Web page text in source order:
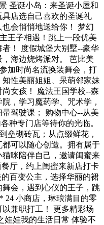
圣诞小岛：来圣诞小屋和
店选自己喜欢的圣诞礼
会悄悄地送给你！ 梦幻
王子相遇！跳上一段优美
！ 度假城堡大别墅--豪华
海边烧烤派对。 芭比美
加时尚名流换装舞会，打
性美丽姐姐、呆萌邻家妹
女孩！ 魔法王国学校--森
，学习魔药学、咒术学，
驾驶课； 购物中心--从美
种专门店等待你的光临。
垒砌砖瓦；从点缀鲜花，
可以随心创造。拥有属于
咪陪伴自己，邀请闺蜜来
厅，约上闺蜜来新店打卡
百变公主，选择华丽的裙
会，遇到心仪的王子，跳
24 小商店，琳琅满目的零
兼职打工！ 更多精彩场
娃娃我的生活日常 体验不